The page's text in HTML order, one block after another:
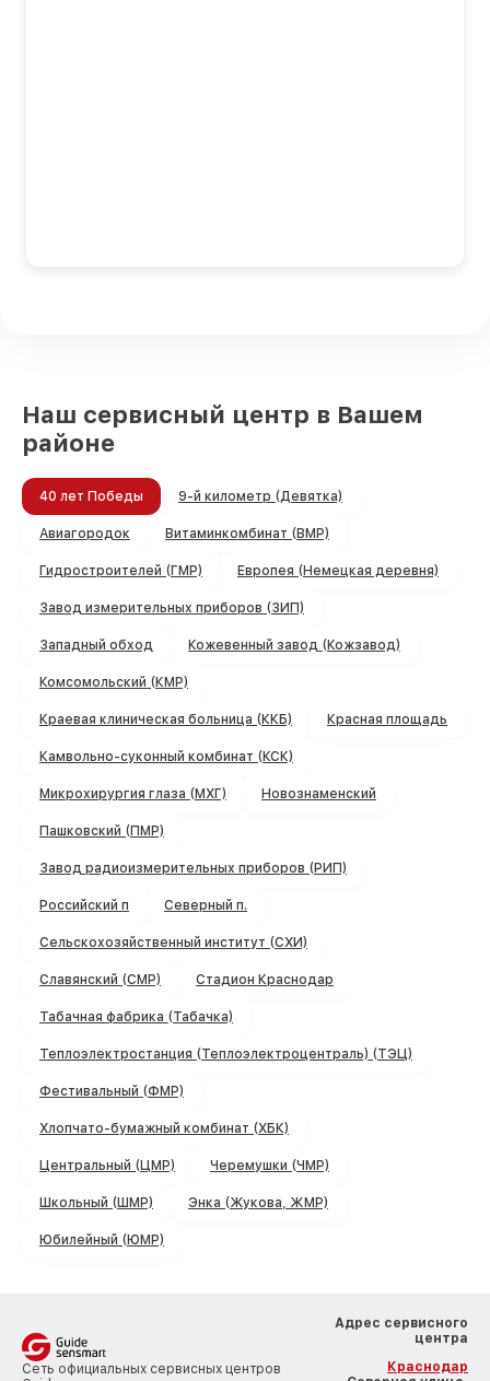
Наш сервисный центр в Вашем
районе
40 лет Победы 9-й километр (Девятка)
Авиагородок Витаминкомбинат (ВМР)
Гидростроителей (ГМР) Европея (Немецкая деревня)
Завод измерительных приборов (ЗИП)
Западный обход Кожевенный завод (Кожзавод)
Комсомольский (КМР)
Краевая клиническая больница (ККБ) Красная площадь
Камвольно-суконный комбинат (КСК)
Микрохирургия глаза (МХГ) Новознаменский
Пашковский (ПМР)
Завод радиоизмерительных приборов (РИП)
Российский п Северный п.
Сельскохозяйственный институт (СХИ)
Славянский (СМР) Стадион Краснодар
Табачная фабрика (Табачка)
Теплоэлектростанция (Теплоэлектроцентраль) (ТЭЦ)
Фестивальный (ФМР)
Хлопчато-бумажный комбинат (ХБК)
Центральный (ЦМР) Черемушки (ЧМР)
Школьный (ШМР) Энка (Жукова, ЖМР)
Юбилейный (ЮМР)
Сеть официальных сервисных центров
Адрес сервисного
центра
Краснодар